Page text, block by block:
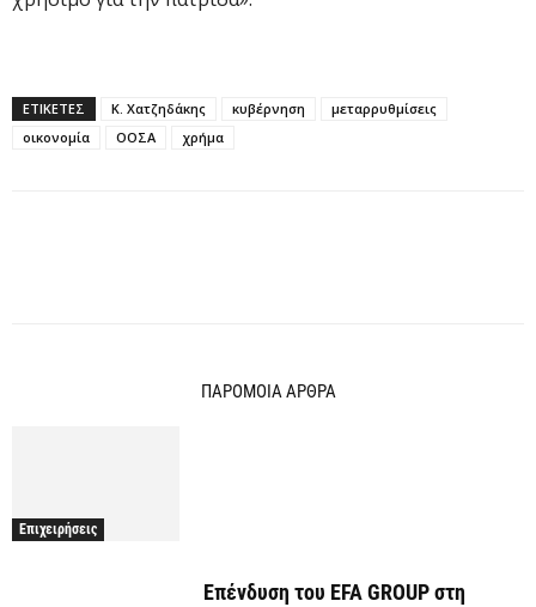
ΕΤΙΚΕΤΕΣ Κ. Χατζηδάκης κυβέρνηση
μεταρρυθμίσεις
οικονομία
ΟΟΣΑ χρήμα
ΠΑΡΟΜΟΙΑ ΑΡΘΡΑ
Επιχειρήσεις
Επένδυση του EFA GROUP στη